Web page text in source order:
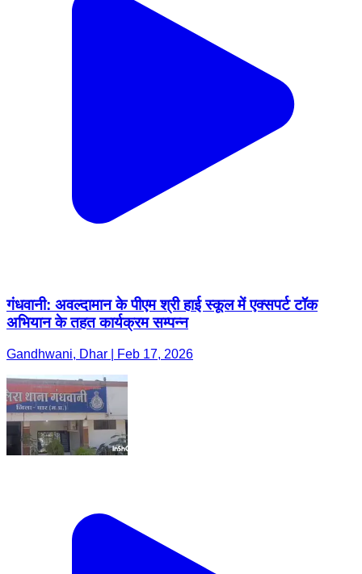
गंधवानी: अवल्दामान के पीएम श्री हाई स्कूल में एक्सपर्ट टॉक
अभियान के तहत कार्यक्रम सम्पन्न
Gandhwani, Dhar | Feb 17, 2026